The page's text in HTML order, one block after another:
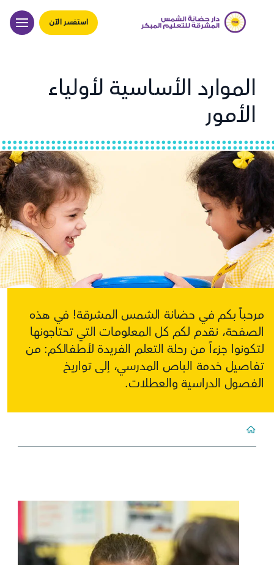
استفسر الآن
الموارد الأساسية لأولياء
الأمور
مرحباً بكم في حضانة الشمس المشرقة! في هذه
الصفحة، نقدم لكم كل المعلومات التي تحتاجونها
لتكونوا جزءاً من رحلة التعلم الفريدة لأطفالكم: من
تفاصيل خدمة الباص المدرسي، إلى تواريخ
الفصول الدراسية والعطلات.